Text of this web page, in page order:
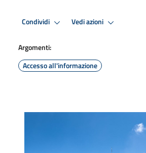
Condividi Vedi azioni
Argomenti:
Accesso all'informazione